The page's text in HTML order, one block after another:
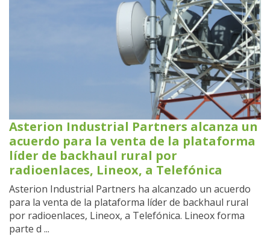
Asterion Industrial Partners alcanza un
acuerdo para la venta de la plataforma
líder de backhaul rural por
radioenlaces, Lineox, a Telefónica
Asterion Industrial Partners ha alcanzado un acuerdo
para la venta de la plataforma líder de backhaul rural
por radioenlaces, Lineox, a Telefónica. Lineox forma
parte d ...